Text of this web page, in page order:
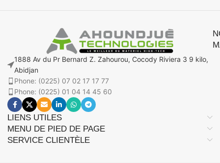
1888 Av du Pr Bernard Z. Zahourou, Cocody Riviera 3 9 kilo,
Abidjan
Phone: (0225) 07 02 17 17 77
Phone: (0225) 01 04 14 45 60
LIENS UTILES
MENU DE PIED DE PAGE
SERVICE CLIENTÈLE